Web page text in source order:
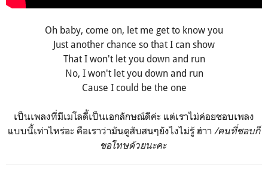
Oh baby, come on, let me get to know you
Just another chance so that I can show
That I won't let you down and run
No, I won't let you down and run
Cause I could be the one
เป็นเพลงที่มีเมโลดี้เป็นเอกลักษณ์ดีค่ะ แต่เราไม่ค่อยชอบเพลง
แบบนี้เท่าไหร่อะ คือเราว่ามันดูสับสนๆยังไงไม่รู้ ฮ่าา /คนที่ชอบก็
ขอโทษด้วยนะคะ